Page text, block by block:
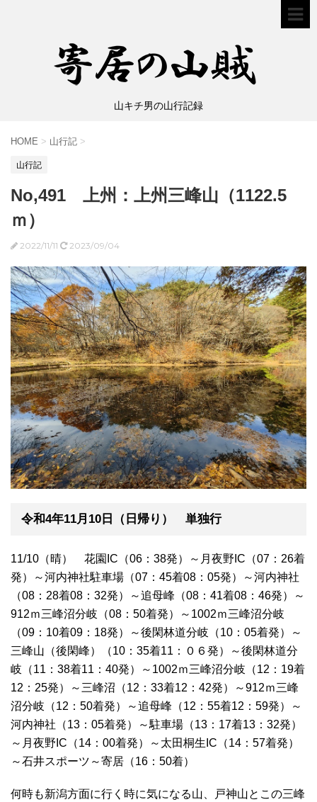
山キチ男の山行記録
HOME > 山行記 >
山行記
No,491 上州：上州三峰山（1122.5
ｍ）
2022/11/11 2023/09/04
令和4年11月10日（日帰り） 単独行
11/10（晴） 花園IC（06：38発）～月夜野IC（07：26着
発）～河内神社駐車場（07：45着08：05発）～河内神社
（08：28着08：32発）～追母峰（08：41着08：46発）～
912ｍ三峰沼分岐（08：50着発）～1002ｍ三峰沼分岐
（09：10着09：18発）～後閑林道分岐（10：05着発）～
三峰山（後閑峰）（10：35着11：０６発）～後閑林道分
岐（11：38着11：40発）～1002ｍ三峰沼分岐（12：19着
12：25発）～三峰沼（12：33着12：42発）～912ｍ三峰
沼分岐（12：50着発）～追母峰（12：55着12：59発）～
河内神社（13：05着発）～駐車場（13：17着13：32発）
～月夜野IC（14：00着発）～太田桐生IC（14：57着発）
～石井スポーツ～寄居（16：50着）
何時も新潟方面に行く時に気になる山、戸神山とこの三峰